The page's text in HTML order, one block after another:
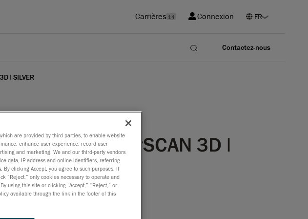
Carrières 14 Connexion
Contactez-nous
| SILVER
la série HandySCAN 3D |
are provided by third parties, to enable website
enhance user experience; record user
and marketing. We and our third-party vendors
data, IP address and online identifiers, referring
clicking Accept, you agree to such purposes. If
“Reject,” only cookies necessary to operate and
using this site or clicking “Accept,” “Reject,” or
available through the link in the footer of this